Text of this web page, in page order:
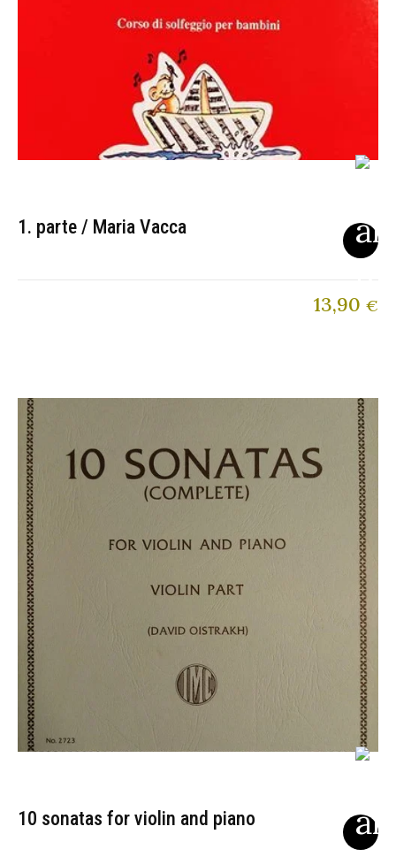
1. parte / Maria Vacca
13,90 €
10 sonatas for violin and piano